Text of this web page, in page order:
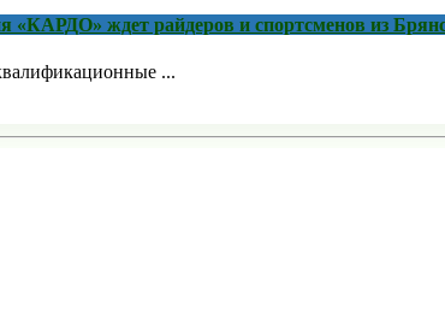
«КАРДО» ждет райдеров и спортсменов из
...